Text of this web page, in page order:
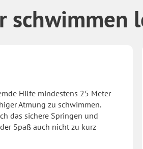
schwimmen
Hilfe mindestens 25 Meter
Atmung zu schwimmen.
das sichere Springen und
Spaß auch nicht zu kurz